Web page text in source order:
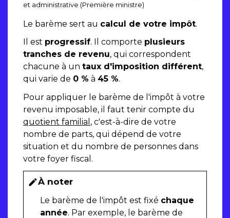
et administrative (Première ministre)
Le barème sert au calcul de votre impôt.
Il est progressif. Il comporte plusieurs
tranches de revenu, qui correspondent
chacune à un taux d'imposition différent,
qui varie de 0 % à 45 %.
Pour appliquer le barème de l'impôt à votre
revenu imposable, il faut tenir compte du
quotient familial , c'est-à-dire de votre
nombre de parts, qui dépend de votre
situation et du nombre de personnes dans
votre foyer fiscal.
editÀ noter
Le barème de l'impôt est fixé chaque
année. Par exemple, le barème de